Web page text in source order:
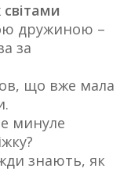
дружиною –
за
що вже мала
минуле
знають, як